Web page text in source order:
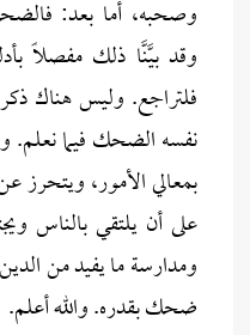
وصحبه، أما بعد:
وقد بيَّنَّا ذلك مفصلاً
فلتراجع. وليس هناك
نفسه الضحك فيما نعلم.
بمعالي الأمور،
على أن يلتقي بالناس
ومدارسة ما يفيد من
ضحك بقدره. والله أعلم.